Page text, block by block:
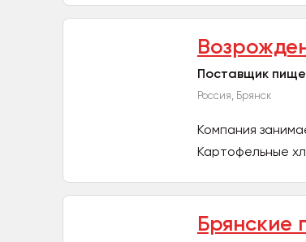
Поставщик
Россия, Брянск
Компания
Картофельные
Брянские